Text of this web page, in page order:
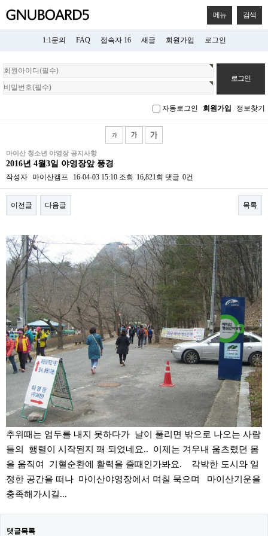
메뉴 검색
1:1문의 FAQ 접속자 16 새글 회원가입 로그인
회
원
로
자동로그인 회원가입 정보찾기
마이산 청소년 야영장 공지사항
2016년 4월3일 야영장앞 풍경
작성자 마이산캠프 16-04-03 15:10 조회 16,821회 댓글 0건
이전글 다음글 목록
본문
추위때는 엄두를 내지 못하다가 날이 풀리면 밖으로 나오는 사람
들의 행렬이 시작된지 꽤 되었네요.. 이제는 겨우내 움츠렸던 몸
을 움직여 기혈순환에 활력을 줄때인가봐요. 각박한 도시와 일
정한 공간을 떠나 마이산야영장에서 며칠 묵으며 마이산기운을
충족해가시길...
댓글목록